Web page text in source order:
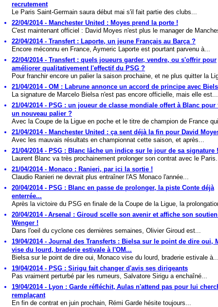
recrutement
Le Paris Saint-Germain saura début mai s'il fait partie des clubs...
22/04/2014 - Manchester United : Moyes prend la porte !
C'est maintenant officiel : David Moyes n'est plus le manager de
22/04/2014 - Transfert : Laporte, un jeune Français au Barça ?
Encore méconnu en France, Aymeric Laporte est pourtant parvenu à...
22/04/2014 - Transfert : quels joueurs garder, vendre, ou s'offrir pour
améliorer qualitativement l'effectif du PSG ?
Pour franchir encore un palier la saison prochaine, et ne plus quitter la
21/04/2014 - OM : Labrune annonce un accord de principe avec
La signature de Marcelo Bielsa n'est pas encore officielle, mais elle est...
21/04/2014 - PSG : un joueur de classe mondiale offert à Blanc
un nouveau palier ?
Avec la Coupe de la Ligue en poche et le titre de champion de France
21/04/2014 - Manchester United : ça sent déjà la fin pour David
Avec les mauvais résultats en championnat cette saison, et après...
21/04/2014 - PSG : Blanc lâche un indice sur le jour de sa signature !
Laurent Blanc va très prochainement prolonger son contrat avec le
21/04/2014 - Monaco : Ranieri, par ici la sortie !
Claudio Ranieri ne devrait plus entraîner l'AS Monaco l'année...
20/04/2014 - PSG : Blanc en passe de prolonger, la piste Conte déjà
enterrée...
Après la victoire du PSG en finale de la Coupe de la Ligue, la
20/04/2014 - Arsenal : Giroud scelle son avenir et affiche son
Wenger !
Dans l'oeil du cyclone ces dernières semaines, Olivier Giroud est...
19/04/2014 - Journal des Transferts : Bielsa sur le point de dire oui,
vise du lourd, braderie estivale à l'OM...
Bielsa sur le point de dire oui, Monaco vise du lourd, braderie estivale
19/04/2014 - PSG : Sirigu fait changer d'avis ses dirigeants
Pas vraiment perturbé par les rumeurs, Salvatore Sirigu a enchaîné...
19/04/2014 - Lyon : Garde réfléchit, Aulas n'attend pas pour lui
remplaçant
En fin de contrat en juin prochain, Rémi Garde hésite toujours...